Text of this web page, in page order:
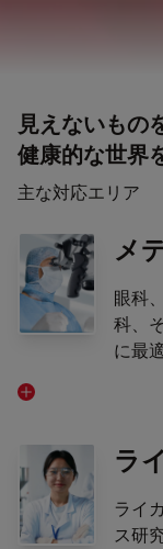
見えないもの
健康的な世界
主な対応エリア
メ
眼科
科、
に最
ラ
ライ
ス研